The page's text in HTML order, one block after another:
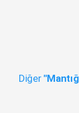
Diğer